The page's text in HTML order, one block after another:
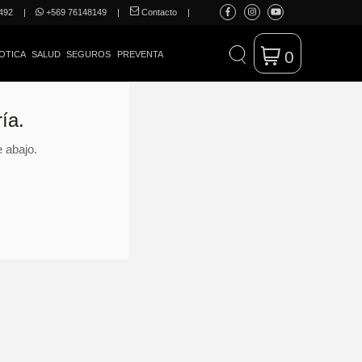
| +569 76148149 | Contacto |
SALUD SEGUROS PREVENTA 0
abajo.